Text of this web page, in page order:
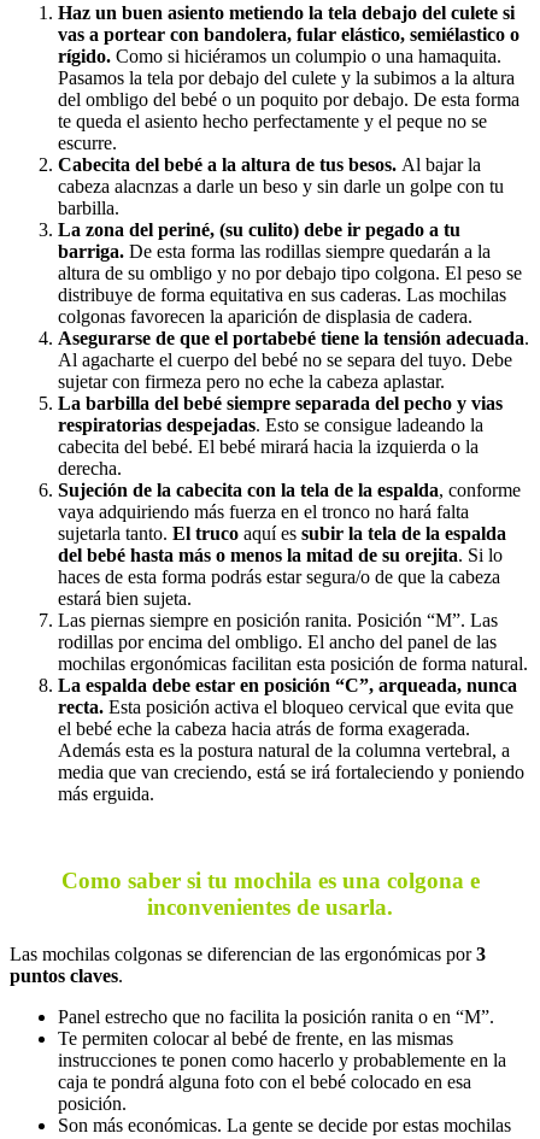
Haz un buen asiento metiendo la tela debajo del culete si
vas a portear con bandolera, fular elástico, semiélastico o
rígido. Como si hiciéramos un columpio o una hamaquita.
Pasamos la tela por debajo del culete y la subimos a la altura
del ombligo del bebé o un poquito por debajo. De esta forma
te queda el asiento hecho perfectamente y el peque no se
escurre.
Cabecita del bebé a la altura de tus besos. Al bajar la
cabeza alacnzas a darle un beso y sin darle un golpe con tu
barbilla.
La zona del periné, (su culito) debe ir pegado a tu
barriga. De esta forma las rodillas siempre quedarán a la
altura de su ombligo y no por debajo tipo colgona. El peso se
distribuye de forma equitativa en sus caderas. Las mochilas
colgonas favorecen la aparición de displasia de cadera.
Asegurarse de que el portabebé tiene la tensión adecuada.
Al agacharte el cuerpo del bebé no se separa del tuyo. Debe
sujetar con firmeza pero no eche la cabeza aplastar.
La barbilla del bebé siempre separada del pecho y vias
respiratorias despejadas. Esto se consigue ladeando la
cabecita del bebé. El bebé mirará hacia la izquierda o la
derecha.
Sujeción de la cabecita con la tela de la espalda, conforme
vaya adquiriendo más fuerza en el tronco no hará falta
sujetarla tanto. El truco aquí es subir la tela de la espalda
del bebé hasta más o menos la mitad de su orejita. Si lo
haces de esta forma podrás estar segura/o de que la cabeza
estará bien sujeta.
Las piernas siempre en posición ranita. Posición “M”. Las
rodillas por encima del ombligo. El ancho del panel de las
mochilas ergonómicas facilitan esta posición de forma natural.
La espalda debe estar en posición “C”, arqueada, nunca
recta. Esta posición activa el bloqueo cervical que evita que
el bebé eche la cabeza hacia atrás de forma exagerada.
Además esta es la postura natural de la columna vertebral, a
media que van creciendo, está se irá fortaleciendo y poniendo
más erguida.
Como saber si tu mochila es una colgona e
inconvenientes de usarla.
Las mochilas colgonas se diferencian de las ergonómicas por3
puntos claves.
Panel estrecho que no facilita la posición ranita o en “M”.
Te permiten colocar al bebé de frente, en las mismas
instrucciones te ponen como hacerlo y probablemente en la
caja te pondrá alguna foto con el bebé colocado en esa
posición.
Son más económicas. La gente se decide por estas mochilas